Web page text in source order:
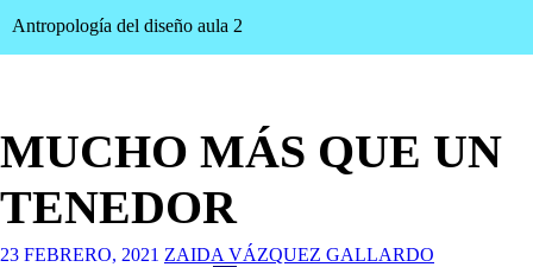
Antropología del diseño aula 2
MUCHO MÁS QUE UN
TENEDOR
23 FEBRERO, 2021 ZAIDA VÁZQUEZ GALLARDO